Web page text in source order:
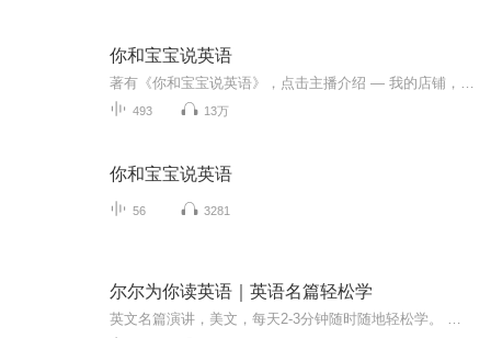
你和宝宝说英语
493 13万
你和宝宝说英语
56 3281
尔尔为你读英语｜英语名篇轻松学